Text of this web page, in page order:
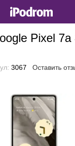
Pixel 7a
3067 Оставить